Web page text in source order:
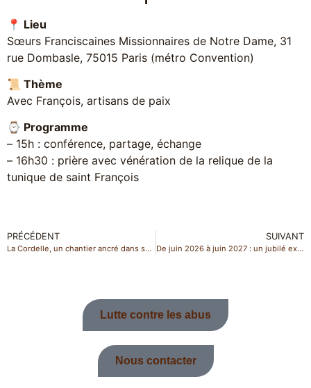
📍 Lieu
Sœurs Franciscaines Missionnaires de Notre Dame, 31
rue Dombasle, 75015 Paris (métro Convention)
📜 Thème
Avec François, artisans de paix
⌚️ Programme
– 15h : conférence, partage, échange
– 16h30 : prière avec vénération de la relique de la
tunique de saint François
PRÉCÉDENT
La Cordelle, un chantier ancré dans son territoire bourguignon
SUIVANT
De juin 2026 à juin 2027 : un jubilé exceptionnel aux grottes de saint Antoine à Brive
Lutte contre les abus
Nous contacter